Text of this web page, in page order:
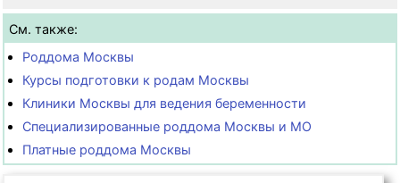
См. также:
Роддома Москвы
Курсы подготовки к родам Москвы
Клиники Москвы для ведения беременности
Специализированные роддома Москвы и МО
Платные роддома Москвы